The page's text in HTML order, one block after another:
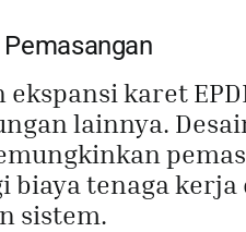
ekspansi karet
lainnya.
biaya tenaga
sistem.